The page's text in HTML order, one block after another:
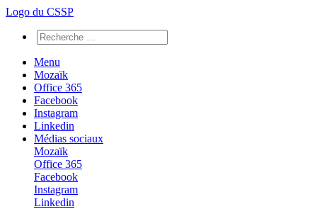
Logo du CSSP
Menu
Mozaïk
Office 365
Facebook
Instagram
Linkedin
Médias sociaux
Mozaïk
Office 365
Facebook
Instagram
Linkedin